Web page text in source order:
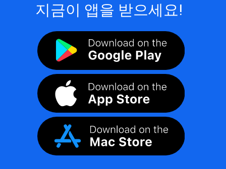
지금이 앱을 받으세요!